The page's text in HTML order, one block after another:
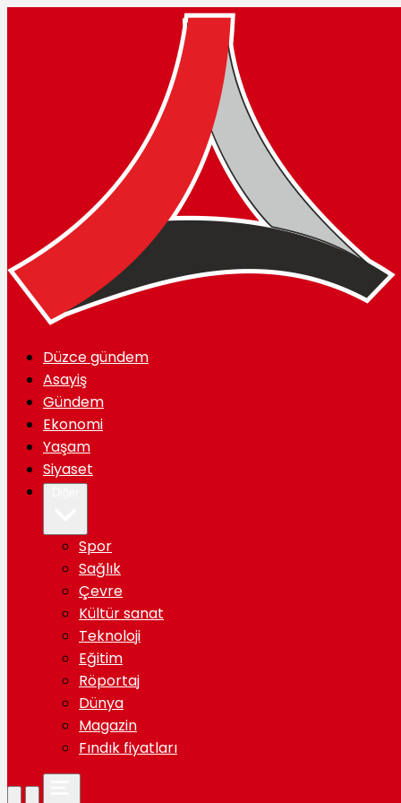
Düzce gündem
Asayiş
Gündem
Ekonomi
Yaşam
Siyaset
Spor
Sağlık
Çevre
Kültür sanat
Teknoloji
Eğitim
Röportaj
Dünya
Magazin
Fındık fiyatları